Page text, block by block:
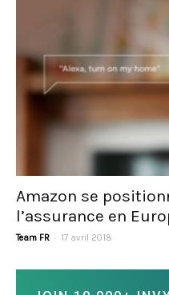
Amazon se
l’assurance en
Team FR - 17 avril 2018